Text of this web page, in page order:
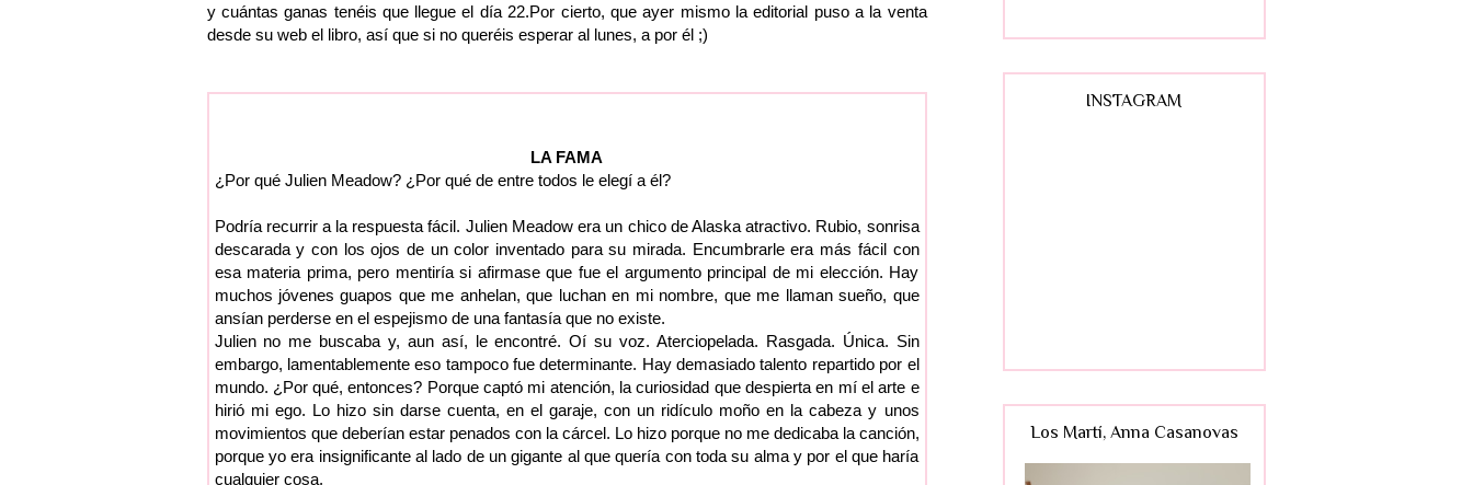
y cuántas ganas tenéis que llegue el día 22.Por cierto, que ayer mismo la editorial puso a la venta
desde su web el libro, así que si no queréis esperar al lunes, a por él ;)
LA FAMA
¿Por qué Julien Meadow? ¿Por qué de entre todos le elegí a él?
Podría recurrir a la respuesta fácil. Julien Meadow era un chico de Alaska atractivo. Rubio, sonrisa
descarada y con los ojos de un color inventado para su mirada. Encumbrarle era más fácil con
esa materia prima, pero mentiría si afirmase que fue el argumento principal de mi elección. Hay
muchos jóvenes guapos que me anhelan, que luchan en mi nombre, que me llaman sueño, que
ansían perderse en el espejismo de una fantasía que no existe.
Julien no me buscaba y, aun así, le encontré. Oí su voz. Aterciopelada. Rasgada. Única. Sin
embargo, lamentablemente eso tampoco fue determinante. Hay demasiado talento repartido por el
mundo. ¿Por qué, entonces? Porque captó mi atención, la curiosidad que despierta en mí el arte e
hirió mi ego. Lo hizo sin darse cuenta, en el garaje, con un ridículo moño en la cabeza y unos
movimientos que deberían estar penados con la cárcel. Lo hizo porque no me dedicaba la canción,
porque yo era insignificante al lado de un gigante al que quería con toda su alma y por el que haría
cualquier cosa.
INSTAGRAM
Los Martí, Anna Casanovas